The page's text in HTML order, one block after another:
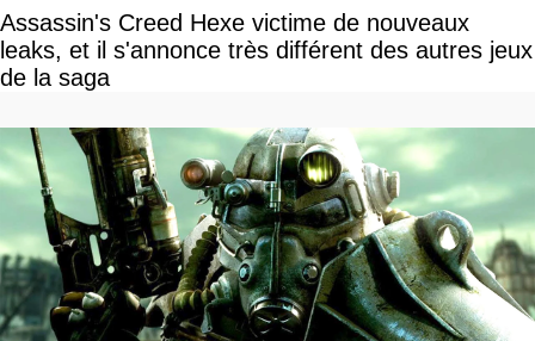
Assassin's Creed Hexe victime de nouveaux
leaks, et il s'annonce très différent des autres jeux
de la saga